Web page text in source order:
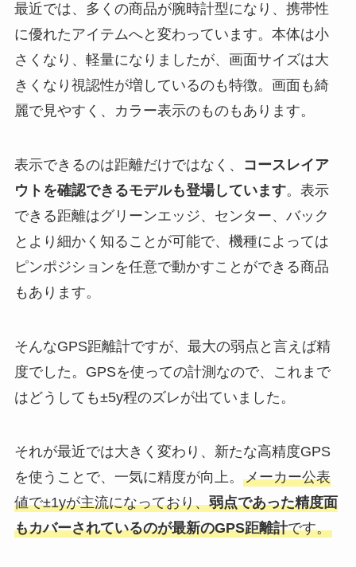
最近では、多くの商品が腕時計型になり、携帯性
に優れたアイテムへと変わっています。本体は小
さくなり、軽量になりましたが、画面サイズは大
きくなり視認性が増しているのも特徴。画面も綺
麗で見やすく、カラー表示のものもあります。
表示できるのは距離だけではなく、
コースレイア
ウトを確認できるモデルも登場しています。表示
できる距離はグリーンエッジ、センター、バック
とより細かく知ることが可能で、機種によっては
ピンポジションを任意で動かすことができる商品
もあります。
そんなGPS距離計ですが、最大の弱点と言えば精
度でした。GPSを使っての計測なので、これまで
はどうしても±5y程のズレが出ていました。
それが最近では大きく変わり、新たな高精度GPS
を使うことで、一気に精度が向上。 メーカー公表
値で±1yが主流になっており、弱点であった精度面
もカバーされているのが最新のGPS距離計です。